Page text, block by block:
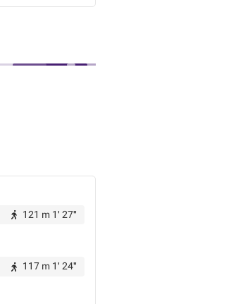
121 m 1' 27''
117 m 1' 24''